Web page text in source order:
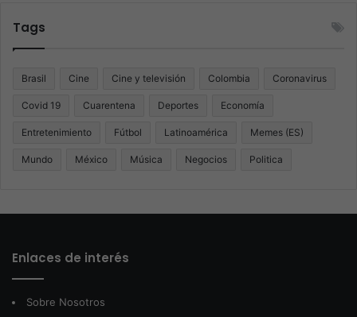
Tags
Brasil Cine Cine y televisión Colombia Coronavirus
Covid 19 Cuarentena Deportes Economía
Entretenimiento Fútbol Latinoamérica Memes (ES)
Mundo México Música Negocios Politica
Enlaces de interés
Sobre Nosotros